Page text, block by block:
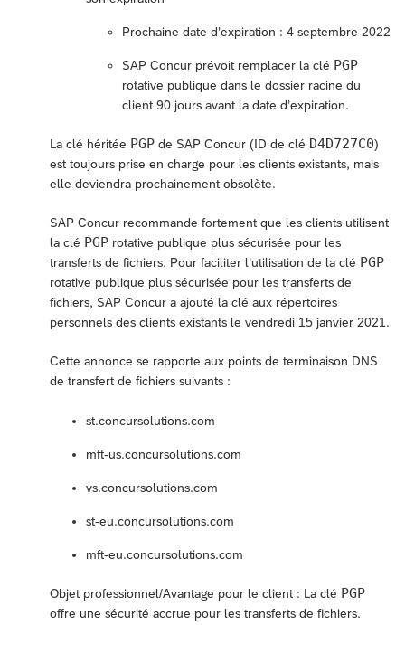
Prochaine date d’expiration : 4 septembre 2022
SAP Concur prévoit remplacer la clé PGP
rotative publique dans le dossier racine du
client 90 jours avant la date d’expiration.
La clé héritée PGP de SAP Concur (ID de clé D4D727C0)
est toujours prise en charge pour les clients existants, mais
elle deviendra prochainement obsolète.
SAP Concur recommande fortement que les clients utilisent
la clé PGP rotative publique plus sécurisée pour les
transferts de fichiers. Pour faciliter l’utilisation de la clé PGP
rotative publique plus sécurisée pour les transferts de
fichiers, SAP Concur a ajouté la clé aux répertoires
personnels des clients existants le vendredi 15 janvier 2021.
Cette annonce se rapporte aux points de terminaison DNS
de transfert de fichiers suivants :
st.concursolutions.com
mft-us.concursolutions.com
vs.concursolutions.com
st-eu.concursolutions.com
mft-eu.concursolutions.com
Objet professionnel/Avantage pour le client : La clé PGP
offre une sécurité accrue pour les transferts de fichiers.